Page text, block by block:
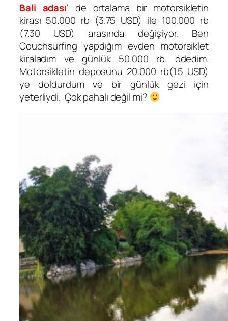
Bali adası‘ de ortalama bir motorsikletin
kirası 50.000 rb (3.75 USD) ile 100.000 rb
(7.30 USD) arasında değişiyor. Ben
Couchsurfing yapdığım evden motorsiklet
kiraladım ve günlük 50.000 rb. ödedim.
Motorsikletin deposunu 20.000 rb(1.5 USD)
ye doldurdum ve bir günlük gezi için
yeterliydi. Çok pahalı değil mi?